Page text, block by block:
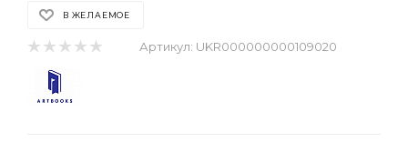
В ЖЕЛАЕМОЕ
Артикул: UKR000000000109020